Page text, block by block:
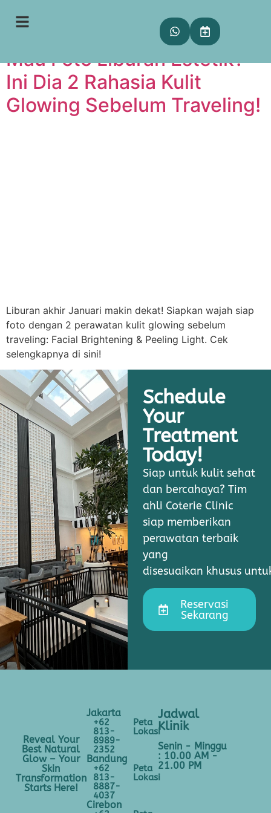
Tag: glowing trip
Mau Foto Liburan Estetik?
Ini Dia 2 Rahasia Kulit
Glowing Sebelum Traveling!
Liburan akhir Januari makin dekat! Siapkan wajah siap
foto dengan 2 perawatan kulit glowing sebelum
traveling: Facial Brightening & Peeling Light. Cek
selengkapnya di sini!
Schedule
Your
Treatment
Today!
Siap untuk kulit sehat
dan bercahaya? Tim
ahli Coterie Clinic
siap memberikan
perawatan terbaik
yang
disesuaikan khusus
Reservasi
Sekarang
Reveal Your
Best Natural
Glow – Your
Skin
Transformation
Starts Here!
Jakarta
+62
813-
8989-
2352
Peta
Lokasi
Bandung
+62
813-
8887-
4037
Peta
Lokasi
Cirebon
Jadwal
Klinik
Senin - Minggu
: 10.00 AM -
21.00 PM